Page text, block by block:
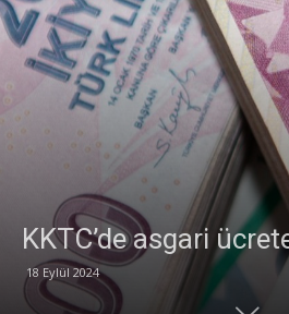
Türk
Odası
KKTC’de asgari
18 Eylül 2024